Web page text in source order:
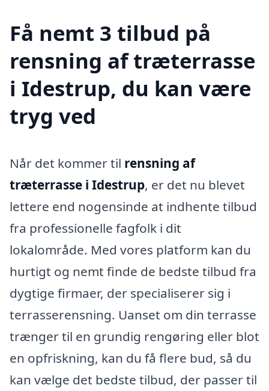
Få nemt 3 tilbud på
rensning af træterrasse
i Idestrup, du kan være
tryg ved
Når det kommer til rensning af
træterrasse i Idestrup, er det nu blevet
lettere end nogensinde at indhente tilbud
fra professionelle fagfolk i dit
lokalområde. Med vores platform kan du
hurtigt og nemt finde de bedste tilbud fra
dygtige firmaer, der specialiserer sig i
terrasserensning. Uanset om din terrasse
trænger til en grundig rengøring eller blot
en opfriskning, kan du få flere bud, så du
kan vælge det bedste tilbud, der passer til